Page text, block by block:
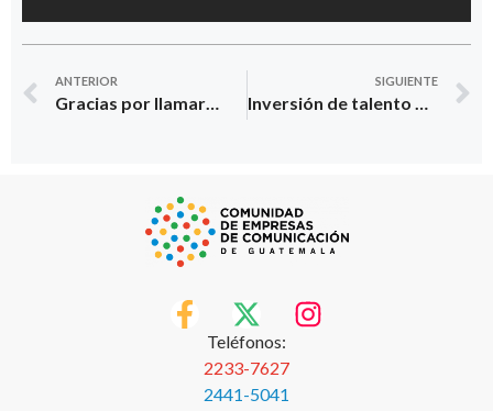
ANTERIOR
Gracias por llamar…
SIGUIENTE
Inversión de talento para una campaña bancaria
Teléfonos:
2233-7627
2441-5041